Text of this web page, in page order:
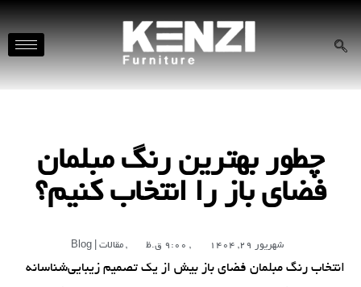
چطور بهترین رنگ مبلمان
فضای باز را انتخاب کنیم؟
شهریور 29, 1404 , 9:00 ق.ظ , مقالات | Blog
انتخاب رنگ مبلمان فضای باز بیش از یک تصمیم زیبایی‌شناسانه